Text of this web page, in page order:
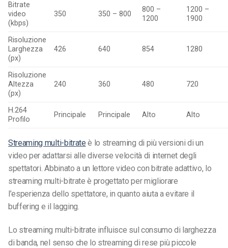
Bitrate
video
(kbps)
350 350 – 800
800 –
1200
1200 –
1900
Risoluzione
Larghezza
(px)
426 640 854 1280
Risoluzione
Altezza
(px)
240 360 480 720
H.264
Profilo
Principale Principale Alto Alto
Streaming multi-bitrate è lo streaming di più versioni di un
video per adattarsi alle diverse velocità di internet degli
spettatori. Abbinato a un lettore video con bitrate adattivo, lo
streaming multi-bitrate è progettato per migliorare
l’esperienza dello spettatore, in quanto aiuta a evitare il
buffering e il lagging.
Lo streaming multi-bitrate influisce sul consumo di larghezza
di banda, nel senso che lo streaming di rese più piccole